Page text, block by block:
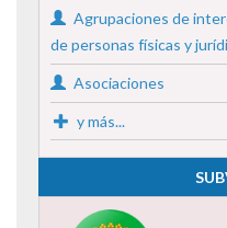
Agrupaciones de
de personas físicas y
Asociaciones
y más...